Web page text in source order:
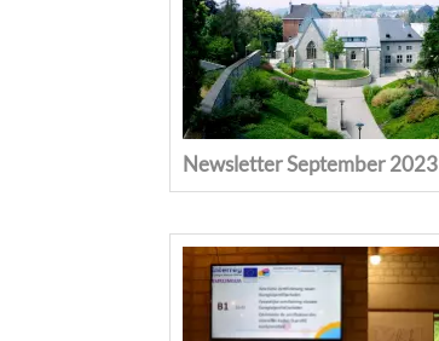
Newsletter September 2023